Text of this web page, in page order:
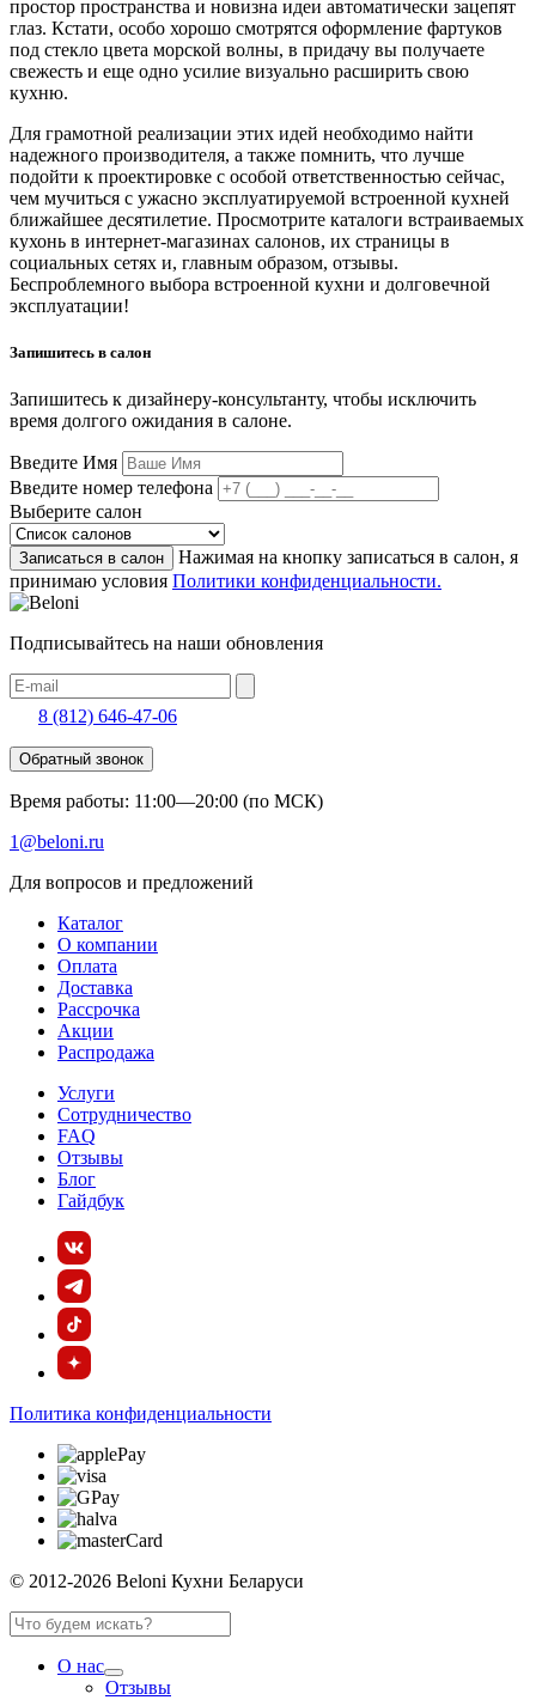
простор пространства и новизна идеи автоматически зацепят
глаз. Кстати, особо хорошо смотрятся оформление фартуков
под стекло цвета морской волны, в придачу вы получаете
свежесть и еще одно усилие визуально расширить свою
кухню.
Для грамотной реализации этих идей необходимо найти
надежного производителя, а также помнить, что лучше
подойти к проектировке с особой ответственностью сейчас,
чем мучиться с ужасно эксплуатируемой встроенной кухней
ближайшее десятилетие. Просмотрите каталоги встраиваемых
кухонь в интернет-магазинах салонов, их страницы в
социальных сетях и, главным образом, отзывы.
Беспроблемного выбора встроенной кухни и долговечной
эксплуатации!
Запишитесь в салон
Запишитесь к дизайнеру-консультанту, чтобы исключить
время долгого ожидания в салоне.
Введите Имя
Введите номер телефона
Выберите салон
Записаться в салон
Нажимая на кнопку записаться в салон, я
принимаю условия Политики конфиденциальности.
Подписывайтесь на наши обновления
8 (812) 646-47-06
Обратный звонок
Время работы: 11:00—20:00 (по МСК)
1@beloni.ru
Для вопросов и предложений
Каталог
О компании
Оплата
Доставка
Рассрочка
Акции
Распродажа
Услуги
Сотрудничество
FAQ
Отзывы
Блог
Гайдбук
Политика конфиденциальности
© 2012-2026 Beloni Кухни Беларуси
О нас
Отзывы